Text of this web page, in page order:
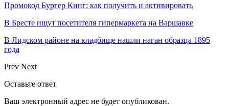
Промокод Бургер Кинг: как получить и активировать
В Бресте ищут посетителя гипермаркета на Варшавке
В Лидском районе на кладбище нашли наган образца 1895
года
Prev Next
Оставьте ответ
Ваш электронный адрес не будет опубликован.